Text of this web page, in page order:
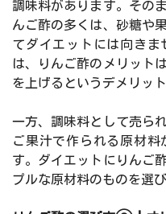
調味料があります。その
んご酢の多くは、砂糖や
てダイエットには向き
は、りんご酢のメリット
を上げるというデメリッ
一方、調味料として売ら
ご果汁で作られる原材
す。ダイエットにりんご
プルな原材料のものを選び